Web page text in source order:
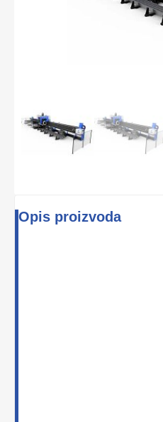
Opis proizvoda